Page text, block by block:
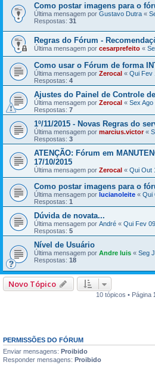
Como postar imagens para o
Última mensagem por Gustavo Dutra «
Respostas: 31
Regras do Fórum -
Última mensagem por cesarprefeito «
Como usar o Fórum de forma
Última mensagem por Zerocal « Qui Fev
Respostas: 4
Ajustes do Painel de Controle
Última mensagem por Zerocal « Sex Ago
Respostas: 7
1º/11/2015 - Novas Regras do
Última mensagem por marcius.victor«
Respostas: 3
ATENÇÃO: Fórum em
17/10/2015
Última mensagem por Zerocal « Qui Out
Como postar imagens para o
Última mensagem por lucianoleite « Qui
Respostas: 1
Dúvida de novata...
Última mensagem por André « Qui Fev
Respostas: 5
Nível de Usuário
Última mensagem por Andre luis « Seg
Respostas: 18
Novo Tópico
10 tópicos • Página
PERMISSÕES DO FÓRUM
Enviar mensagens: Proibido
Responder mensagens: Proibido